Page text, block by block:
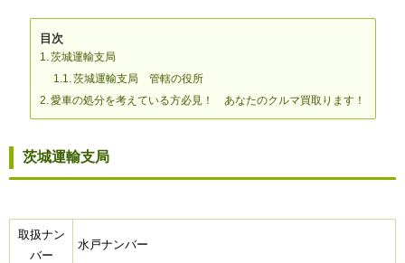
目次
茨城運輸支局
茨城運輸支局 管轄の役所
愛車の処分を考えている方必見！ あなたのクルマ買取ります！
茨城運輸支局
取扱ナン
バー
水戸ナンバー